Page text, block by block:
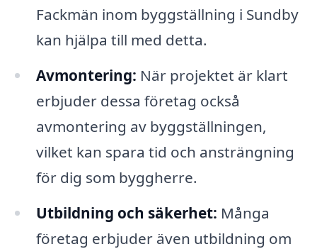
Fackmän inom byggställning i Sundby
kan hjälpa till med detta.
Avmontering: När projektet är klart
erbjuder dessa företag också
avmontering av byggställningen,
vilket kan spara tid och ansträngning
för dig som byggherre.
Utbildning och säkerhet: Många
företag erbjuder även utbildning om